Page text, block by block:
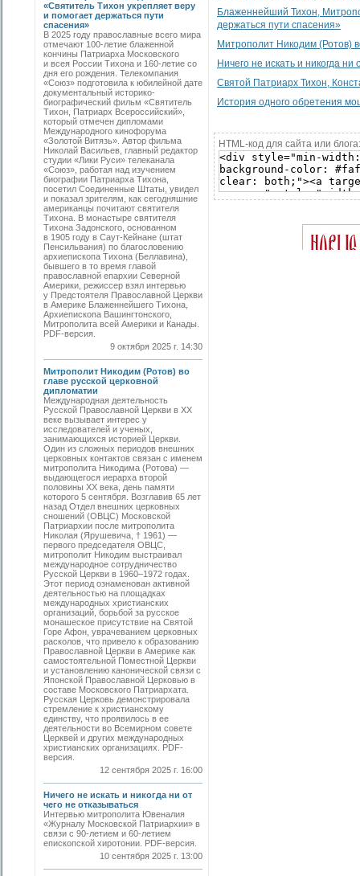
«Святитель Тихон укрепляет веру
и помогает держаться пути
спасения»
В 2025 году православные всего мира
отмечают 100-летие блаженной
кончины Патриарха Московского
и всея России Тихона и 160-летие со
дня его рождения. Телекомпания
«Союз» подготовила к юбилейной дате
документальный историко-
биографический фильм «Святитель
Тихон, Патриарх Всероссийский»,
который отмечен дипломами
Международного кинофорума
«Золотой Витязь». Автор фильма
Николай Васильев, главный редактор
студии «Лики Руси» телеканала
«Союз», работая над изучением
биографии Патриарха Тихона,
посетил Соединенные Штаты, увидел
и показал зрителям, как сегодняшние
американцы почитают святителя
Тихона. В монастыре святителя
Тихона Задонского, основанном
в 1905 году в Саут-Кейнане (штат
Пенсильвания) по благословению
архиепископа Тихона (Беллавина),
бывшего в то время главой
православной епархии Северной
Америки, режиссер взял интервью
у Предстоятеля Православной Церкви
в Америке Блаженнейшего Тихона,
Архиепископа Вашингтонского,
Митрополита всей Америки и Канады.
PDF-версия.
9 октября 2025 г. 14:30
Митрополит Никодим (Ротов) во
главе русской церковной
дипломатии
Международная деятельность
Русской Православной Церкви в ХХ
веке вызывает интерес у
исследователей и ученых,
занимающихся историей Церкви.
Один из сложных периодов внешних
церковных контактов связан с именем
митрополита Никодима (Ротова) —
выдающегося иерарха второй
половины ХХ века, день памяти
которого 5 сентября. Возглавив 65 лет
назад Отдел внешних церковных
сношений (ОВЦС) Московской
Патриархии после митрополита
Николая (Ярушевича, † 1961) —
первого председателя ОВЦС,
митрополит Никодим выстраивал
международное сотрудничество
Русской Церкви в 1960–1972 годах.
Этот период ознаменован активной
деятельностью на площадках
международных христианских
организаций, борьбой за русское
монашеское присутствие на Святой
Горе Афон, уврачеванием церковных
расколов, что привело к образованию
Православной Церкви в Америке как
самостоятельной Поместной Церкви
и установлению канонической связи с
Японской Православной Церковью в
составе Московского Патриархата.
Русская Церковь демонстрировала
стремление к христианскому
единству, что проявилось в ее
деятельности во Всемирном совете
Церквей и других международных
христианских организациях. PDF-
версия.
12 сентября 2025 г. 16:00
Ничего не искать и никогда ни от
чего не отказываться
Интервью митрополита Ювеналия
«Журналу Московской Патриархии» в
связи с 90-летием и 60-летием
епископской хиротонии. PDF-версия.
10 сентября 2025 г. 13:00
Блаженнейший Тихон,
держаться пути спасения»
Митрополит Никодим (Ротов)
Ничего не искать и никогда ни
Святой Патриарх Тихон,
История одного обретения
HTML-код для сайта или блога: